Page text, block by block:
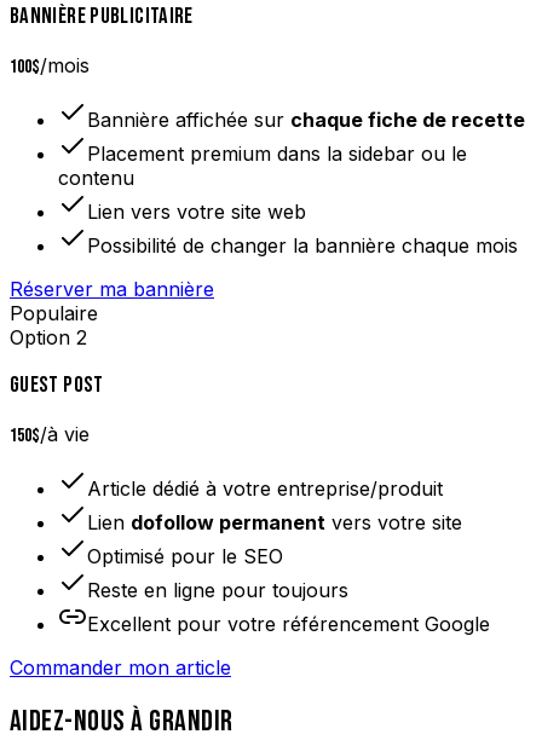
BANNIÈRE PUBLICITAIRE
100$/mois
Bannière affichée sur chaque fiche de recette
Placement premium dans la sidebar ou le
contenu
Lien vers votre site web
Possibilité de changer la bannière chaque mois
Réserver ma bannière
Populaire
Option 2
GUEST POST
150$/à vie
Article dédié à votre entreprise/produit
Lien dofollow permanent vers votre site
Optimisé pour le SEO
Reste en ligne pour toujours
Excellent pour votre référencement Google
Commander mon article
AIDEZ-NOUS À GRANDIR